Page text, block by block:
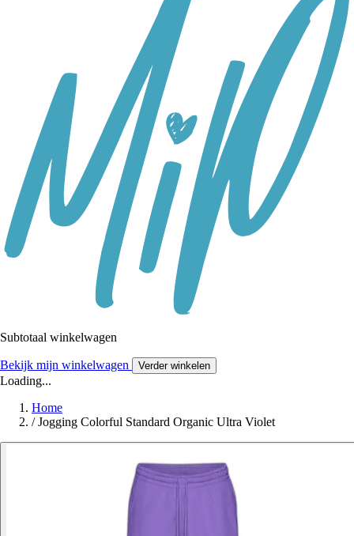
Subtotaal winkelwagen
Bekijk mijn winkelwagen Verder winkelen
Loading...
Home
/ Jogging Colorful Standard Organic Ultra Violet